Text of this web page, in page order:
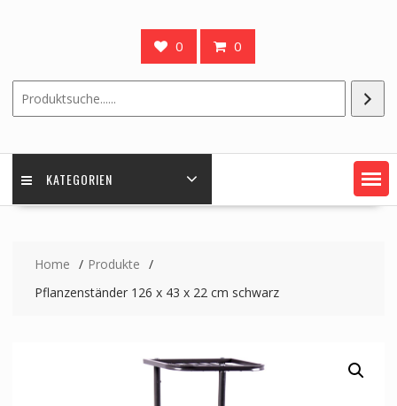
0 0
KATEGORIEN
Home
Produkte
Pflanzenständer 126 x 43 x 22 cm schwarz